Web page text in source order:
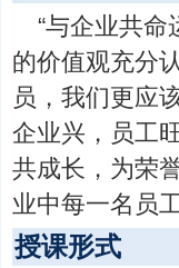
“与企业共
的价值观充分
员，我们更应
企业兴，员工
共成长，为荣
业中每一名员
授课形式